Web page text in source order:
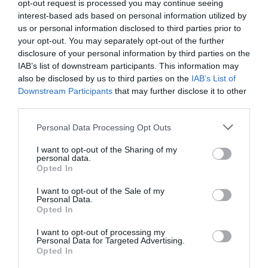
opt-out request is processed you may continue seeing
interest-based ads based on personal information utilized by
us or personal information disclosed to third parties prior to
your opt-out. You may separately opt-out of the further
disclosure of your personal information by third parties on the
IAB’s list of downstream participants. This information may
also be disclosed by us to third parties on the IAB’s List of
Downstream Participants that may further disclose it to other
Please note that this website/app uses one or more Google
not limited to your visit or usage behaviour. You may click to
grant or deny consent to Google and its third-party tags to
use your data for below specified purposes in below Google
consent section.
Personal Data Processing Opt Outs
I want to opt-out of the Sharing of my
personal data.
Opted In
I want to opt-out of the Sale of my
Personal Data.
Opted In
I want to opt-out of processing my
Personal Data for Targeted Advertising.
Opted In